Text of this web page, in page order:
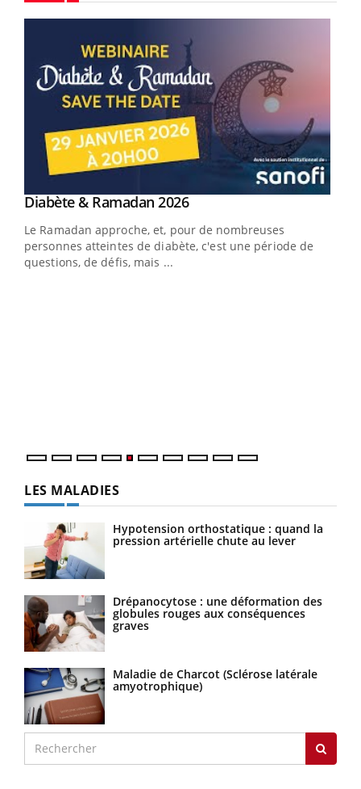
Youtube
Diabète & Ramadan 2026Youtube
Le Ramadan approche, et, pour de nombreuses
personnes atteintes de diabète, c'est une période de
questions, de défis, mais ...
LES MALADIES
Hypotension orthostatique : quand la
pression artérielle chute au lever
Drépanocytose : une déformation des
globules rouges aux conséquences
graves
Maladie de Charcot (Sclérose latérale
amyotrophique)